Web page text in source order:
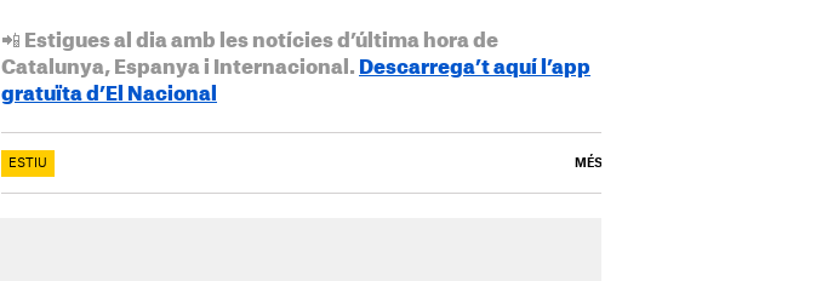
📲 Estigues al dia amb les notícies d’última hora de
Catalunya, Espanya i Internacional. Descarrega’t aquí l’app
gratuïta d’El Nacional
ESTIU MÉS